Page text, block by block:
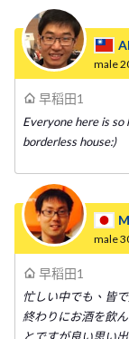
male
早稻田1
Everyone here is
borderless house:)
male
早稻田1
忙しい中でも、皆
終わりにお酒を飲